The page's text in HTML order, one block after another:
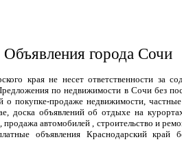
Объявления города Сочи
края не несет ответственности за
по недвижимости в Сочи без
о покупке-продаже недвижимости,
доска объявлений об отдыхе на
автомобилей , строительство и
объявления Краснодарский край